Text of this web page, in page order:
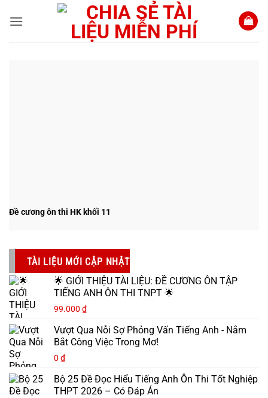
qua
Đề cương ôn thi HK khối 11
TÀI LIỆU MỚI CẬP NHẬT
🌟 GIỚI THIỆU TÀI LIỆU: ĐỀ CƯƠNG ÔN TẬP
TIẾNG ANH ÔN THI TNPT 🌟
99.000 ₫
Vượt Qua Nỗi Sợ Phỏng Vấn Tiếng Anh - Nắm
Bắt Công Việc Trong Mơ!
0 ₫
Bộ 25 Đề Đọc Hiểu Tiếng Anh Ôn Thi Tốt Nghiệp
THPT 2026 – Có Đáp Án